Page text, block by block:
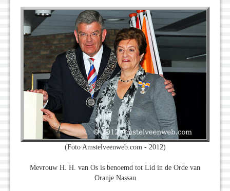
(Foto Amstelveenweb.com - 2012)
Mevrouw H. H. van Os is benoemd tot Lid in de Orde van
Oranje Nassau